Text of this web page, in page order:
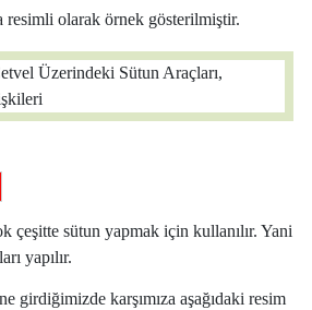
resimli olarak örnek gösterilmiştir.
çeşitte sütun yapmak için kullanılır. Yani
yapılır.
girdiğimizde karşımıza aşağıdaki resim